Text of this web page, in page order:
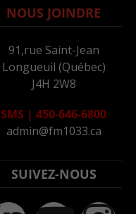
NOUS JOINDRE
91,rue Saint-Jean
Longueuil (Québec)
J4H 2W8
SMS | 450-646-6800
admin@fm1033.ca
SUIVEZ-NOUS